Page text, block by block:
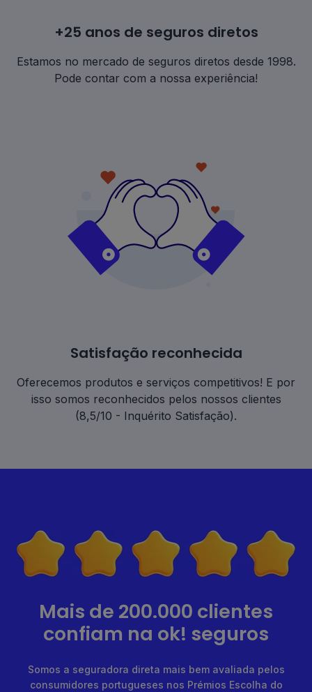
+25 anos de seguros diretos
Estamos no mercado de seguros diretos desde 1998.
Pode contar com a nossa experiência!
Satisfação reconhecida
Oferecemos produtos e serviços competitivos! E por
isso somos reconhecidos pelos nossos clientes
(8,5/10 - Inquérito Satisfação).
Mais de 200.000 clientes
confiam na ok! seguros
Somos a seguradora direta mais bem avaliada pelos
consumidores portugueses nos Prémios Escolha do